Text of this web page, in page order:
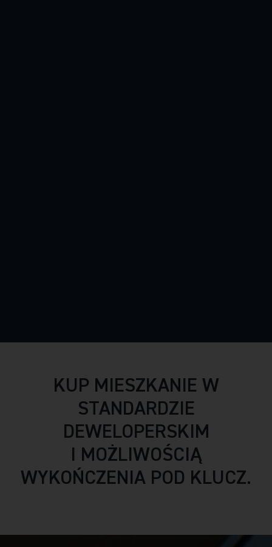
KUP MIESZKANIE W
STANDARDZIE
DEWELOPERSKIM
I MOŻLIWOŚCIĄ
WYKOŃCZENIA POD KLUCZ.